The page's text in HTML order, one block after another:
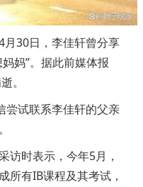
30日，李佳轩曾分享
妈”。据此前媒体报
。
试联系李佳轩的父亲
时表示，今年5月，
所有IB课程及其考试，